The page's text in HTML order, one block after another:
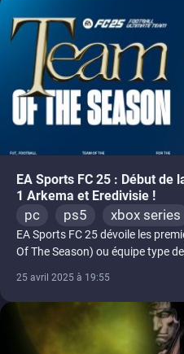
EA Sports FC 25 : Début de
1 Arkema et Eredivisie !
pc ps5 xbox series
xbox one
switch 2
EA Sports FC 25 dévoile les
Of The Season) ou équipe type
25 avril 2025 à 19:55